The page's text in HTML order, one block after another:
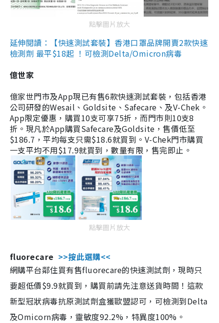
點擊圖片放大
延伸閱讀：【快速測試套裝】香港口罩品牌開賣2款快速
檢測劑 最平$18起 ！可檢測Delta/Omicron病毒
億世家
億家世門市及App現已有售6款快速測試套裝，包括香港
公司研發的Wesail、Goldsite、Safecare、及V-Chek。
App限定優惠，購買10支可享75折，而門市則10支8
折。現凡於App購買Safecare及Goldsite，售價低至
$186.7，平均每支只需$18.6就買到。V-Chek門市購買
一支平均不用$17.9就買到，數量有限，售完即止。
點擊圖片放大
fluorecare >>按此選購<<
網購平台鄰住買有售fluorecare的快速測試劑，現時只
要超低價$9.9就買到，購買前請先注意送貨時間！這款
新型冠狀病毒抗原測試劑盒獲歐盟認可，可檢測到Delta
及Omicorn病毒，靈敏度92.2%，特異度100%。